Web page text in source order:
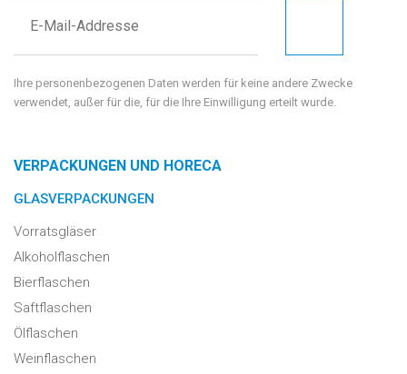
Ihre personenbezogenen Daten werden für keine andere Zwecke
verwendet, außer für die, für die Ihre Einwilligung erteilt wurde.
VERPACKUNGEN UND HORECA
GLASVERPACKUNGEN
Vorratsgläser
Alkoholflaschen
Bierflaschen
Saftflaschen
Ölflaschen
Weinflaschen